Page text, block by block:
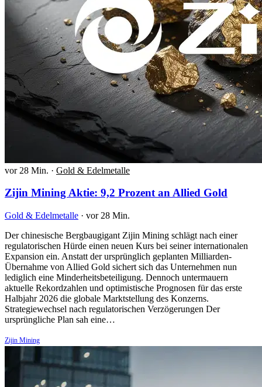
vor 28 Min. · Gold & Edelmetalle
Zijin Mining Aktie: 9,2 Prozent an Allied Gold
Gold & Edelmetalle · vor 28 Min.
Der chinesische Bergbaugigant Zijin Mining schlägt nach einer
regulatorischen Hürde einen neuen Kurs bei seiner internationalen
Expansion ein. Anstatt der ursprünglich geplanten Milliarden-
Übernahme von Allied Gold sichert sich das Unternehmen nun
lediglich eine Minderheitsbeteiligung. Dennoch untermauern
aktuelle Rekordzahlen und optimistische Prognosen für das erste
Halbjahr 2026 die globale Marktstellung des Konzerns.
Strategiewechsel nach regulatorischen Verzögerungen Der
ursprüngliche Plan sah eine…
Zijin Mining